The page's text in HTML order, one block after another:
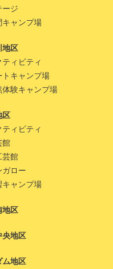
ージ
キャンプ場
地区
ティビティ
トキャンプ場
体験キャンプ場
区
ティビティ
館
芸館
ガロー
キャンプ場
地区
央地区
ム地区